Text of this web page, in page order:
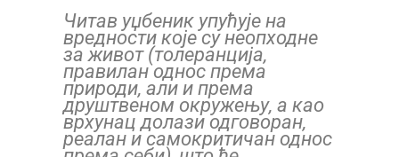
Читав уџбеник упућује на
вредности које су неопходне
за живот (толеранција,
правилан однос према
природи, али и према
друштвеном окружењу, а као
врхунац долази одговоран,
реалан и самокритичан однос